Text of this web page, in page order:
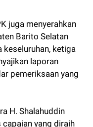
juga menyerahkan
Barito Selatan
keseluruhan, ketiga
laporan
pemeriksaan yang
H. Shalahuddin
yang diraih